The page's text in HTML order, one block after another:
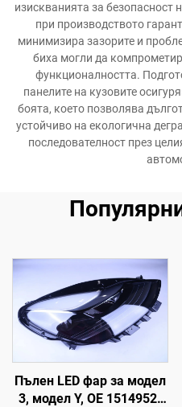
изискванията за безопасност
при производството
минимизира зазорите и
биха могли да
функционалността.
панелите на кузовите
боята, което позволява
устойчиво на екологична
последователност през
Пълен LED фар за модел
3, модел Y, OE 1514952-